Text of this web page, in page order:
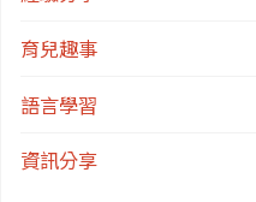
育兒趣事
語言學習
資訊分享